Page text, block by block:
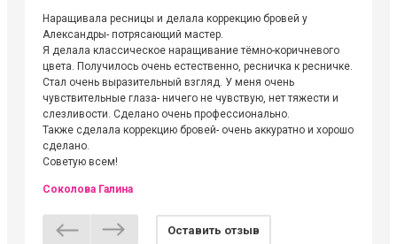
Наращивала ресницы и делала коррекцию бровей у
Александры- потрясающий мастер.
Я делала классическое наращивание тёмно-коричневого
цвета. Получилось очень естественно, ресничка к ресничке.
Стал очень выразительный взгляд. У меня очень
чувствительные глаза- ничего не чувствую, нет тяжести и
слезливости. Сделано очень профессионально.
Также сделала коррекцию бровей- очень аккуратно и хорошо
сделано.
Советую всем!
Соколова Галина
Оставить отзыв